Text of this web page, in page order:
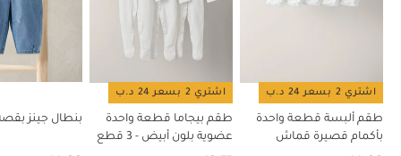
اشتري 2 بسعر 24 د.ب
طقم ألبسة قطعة واحدة
بأكمام قصيرة قماش
اشتري 2 بسعر 24 د.ب
طقم بيجاما قطعة واحدة
عضوية بلون أبيض - 3 قطع
بنطال جينز